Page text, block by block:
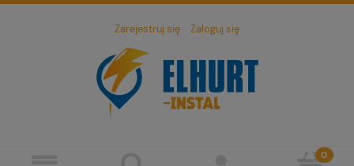
Zarejestruj się Zaloguj się